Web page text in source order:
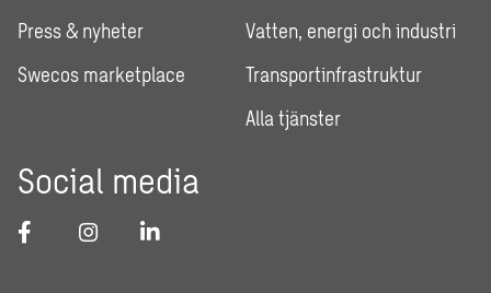
Press & nyheter
Swecos marketplace
Vatten, energi och industri
Transportinfrastruktur
Alla tjänster
Social media